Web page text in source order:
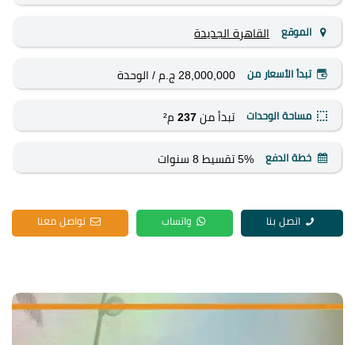
الموقع القاهرة الجديدة
تبدأ الأسعار من 28,000,000 ج.م / الوحدة
مساحة الوحدات تبدأ من 237 م²
خطة الدفع 5% تقسيط 8 سنوات
اتصل بنا واتساب تواصل معنا